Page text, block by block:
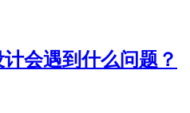
会遇到什么问题？